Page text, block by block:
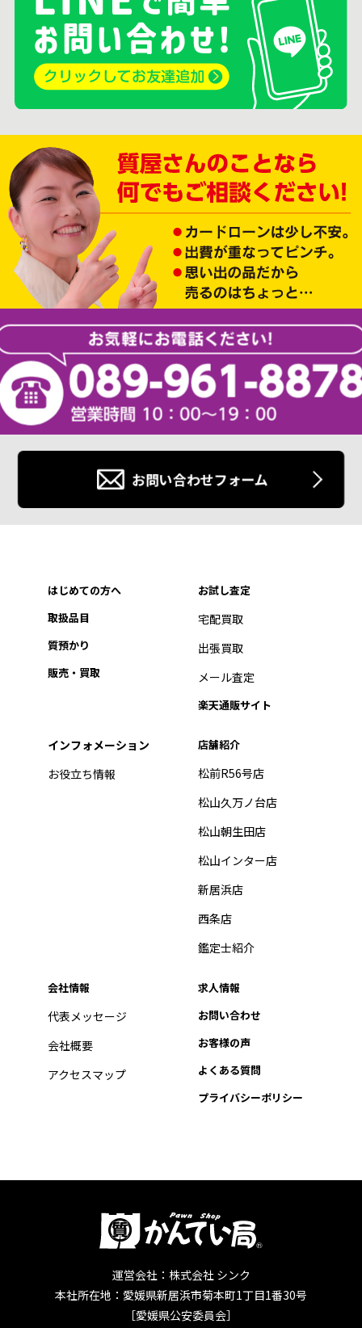
お問い合わせフォーム
はじめての方へ
取扱品目
質預かり
販売・買取
お試し査定
宅配買取
出張買取
メール査定
楽天通販サイト
インフォメーション
お役立ち情報
店舗紹介
松前R56号店
松山久万ノ台店
松山朝生田店
松山インター店
新居浜店
西条店
鑑定士紹介
会社情報
代表メッセージ
会社概要
アクセスマップ
求人情報
お問い合わせ
お客様の声
よくある質問
プライバシーポリシー
運営会社：株式会社 シンク
本社所在地：愛媛県新居浜市菊本町1丁目1番30号
［愛媛県公安委員会］